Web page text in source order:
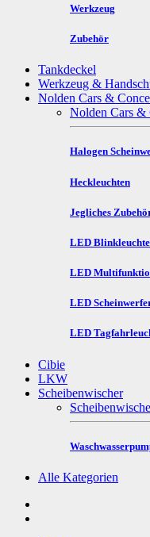
Werkzeug
Zubehör
Tankdeckel
Werkzeug &
Nolden Cars &
Nolden Cars &
Halogen
Heckleuchten
Jegliches
LED
LED
LED
LED
Cibie
LKW
Scheibenwischer
Alle Kategorien